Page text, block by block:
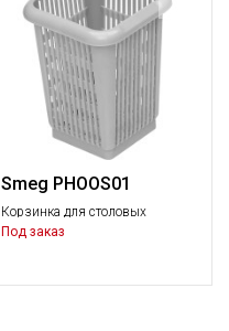
Smeg PHOOS01
Корзинка для столовых
приборов квадратная
Под заказ